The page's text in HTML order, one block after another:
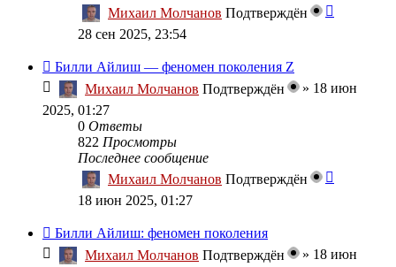
Михаил Молчанов Подтверждён
28 сен 2025, 23:54
Билли Айлиш — феномен поколения Z
Михаил Молчанов Подтверждён » 18 июн
2025, 01:27
0 Ответы
822 Просмотры
Последнее сообщение
Михаил Молчанов Подтверждён
18 июн 2025, 01:27
Билли Айлиш: феномен поколения
Михаил Молчанов Подтверждён » 18 июн